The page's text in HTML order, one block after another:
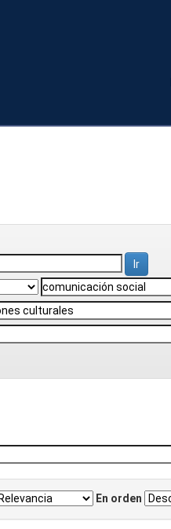
En orden